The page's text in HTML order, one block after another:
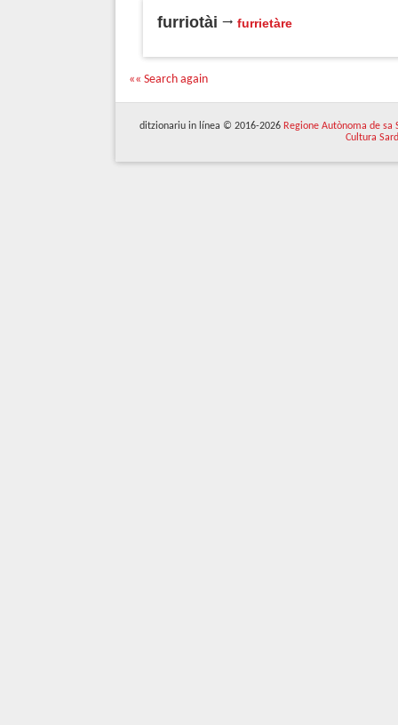
furriotài furrietàre
«« Search again
ditzionariu in línea © 2016-2026 Regione Autònoma de sa
Cultura